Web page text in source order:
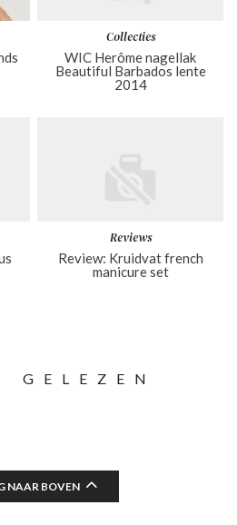
Collecties
WIC Herôme nagellak
Beautiful Barbados lente
2014
Reviews
Review: Kruidvat french
manicure set
GELEZEN
NAAR BOVEN